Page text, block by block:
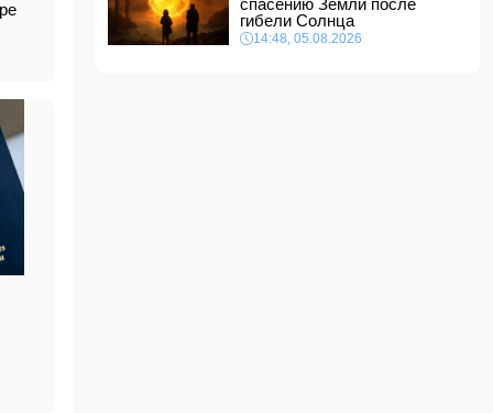
спасению Земли после
гибели Солнца
14:48, 05.08.2026